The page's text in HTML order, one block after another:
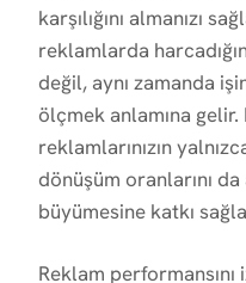
karşılığını almanızı
reklamlarda
değil, aynı zamanda
ölçmek anlamına gelir.
reklamlarınızın
dönüşüm oranlarını
büyümesine katkı
Reklam performansını